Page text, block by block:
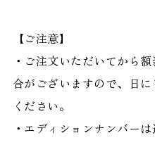
【ご注意】
・ご注文いただいてから
合がございますので、日
ください。
・エディションナンバーは